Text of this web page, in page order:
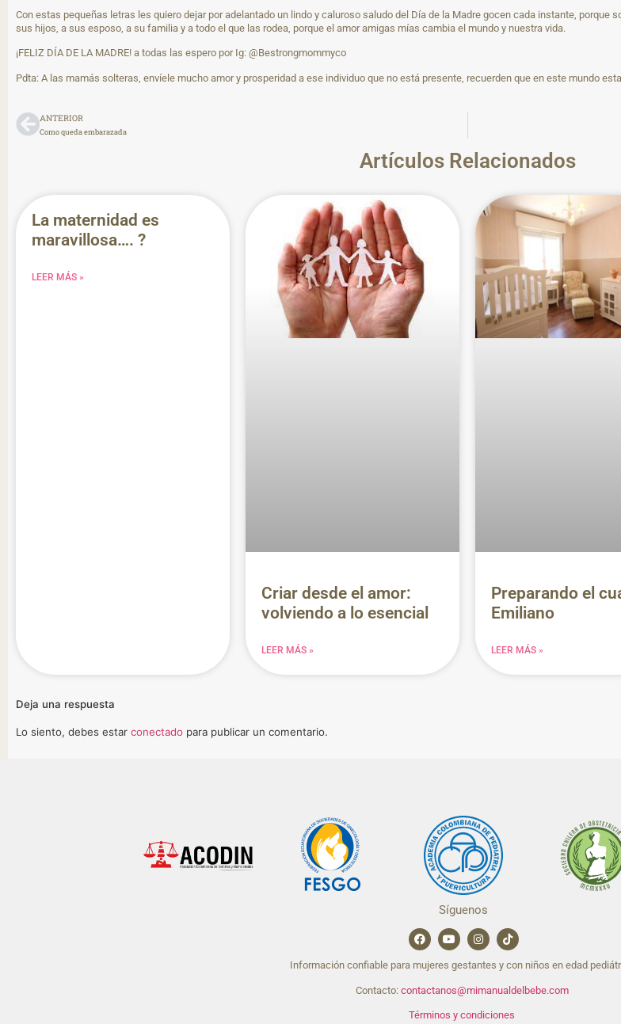
Con estas pequeñas letras les quiero dejar por adelantado un lindo y caluroso saludo del Día de la Madre gocen cada instante, porque
sus hijos, a sus esposo, a su familia y a todo el que las rodea, porque el amor amigas mías cambia el mundo y nuestra vida.
¡FELIZ DÍA DE LA MADRE! a todas las espero por Ig: @Bestrongmommyco
Pdta: A las mamás solteras, envíele mucho amor y prosperidad a ese individuo que no está presente, recuerden que en este mundo
ANTERIOR
Como queda embarazada
Artículos Relacionados
La maternidad es
maravillosa…. ?
LEER MÁS »
Criar desde el amor:
volviendo a lo esencial
LEER MÁS »
Preparando el
Emiliano
LEER MÁS »
Deja una respuesta
Lo siento, debes estar conectado para publicar un comentario.
Síguenos
Información confiable para mujeres gestantes y con niños en edad
Contacto: contactanos@mimanualdelbebe.com
Términos y condiciones